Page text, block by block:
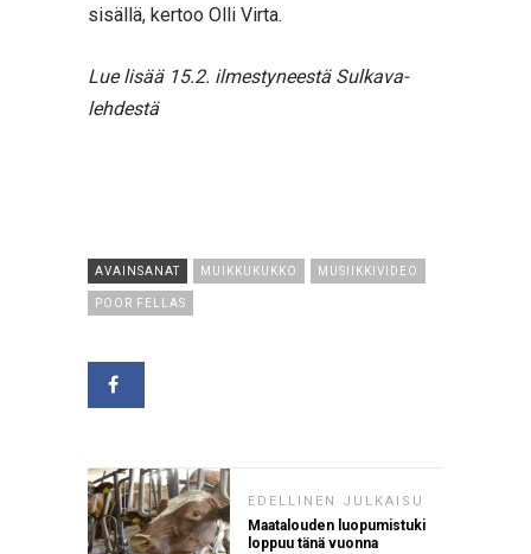
sisällä, kertoo Olli Virta.
Lue lisää 15.2. ilmestyneestä Sulkava-
lehdestä
AVAINSANAT MUIKKUKUKKO MUSIIKKIVIDEO
POOR FELLAS
EDELLINEN JULKAISU
Maatalouden luopumistuki
loppuu tänä vuonna